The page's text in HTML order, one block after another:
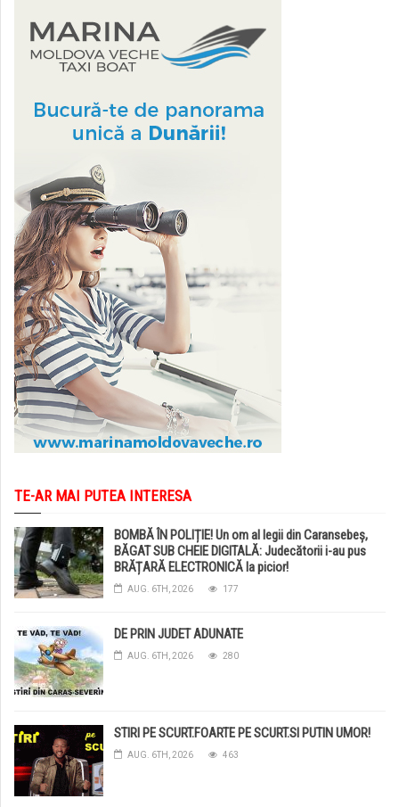
TE-AR MAI PUTEA INTERESA
BOMBĂ ÎN POLIȚIE! Un om al legii din Caransebeș,
BĂGAT SUB CHEIE DIGITALĂ: Judecătorii i-au pus
BRĂȚARĂ ELECTRONICĂ la picior!
AUG. 6TH, 2026 177
DE PRIN JUDET ADUNATE
AUG. 6TH, 2026 280
STIRI PE SCURT.FOARTE PE SCURT.SI PUTIN UMOR!
AUG. 6TH, 2026 463